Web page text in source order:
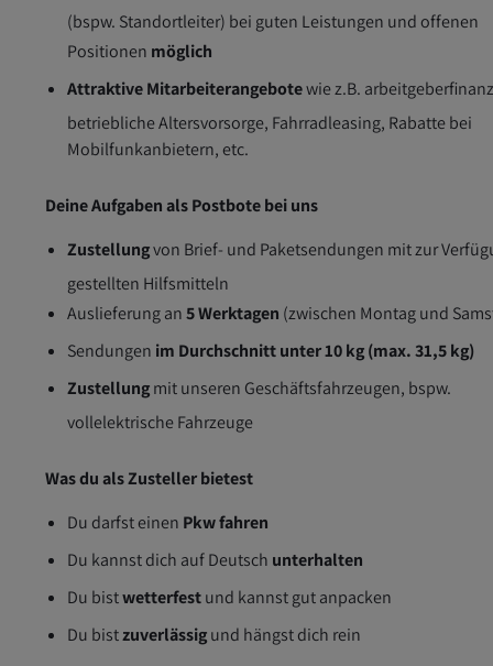
(bspw. Standortleiter) bei guten Leistungen und offenen
Positionen möglich
Attraktive Mitarbeiterangebotewie z.B.
betriebliche Altersvorsorge, Fahrradleasing, Rabatte bei
Mobilfunkanbietern, etc.
Deine Aufgaben als Postbote bei uns
Zustellungvon Brief- und Paketsendungen mit zur
gestellten Hilfsmitteln
Auslieferung an5 Werktagen (zwischen Montag und
Sendungen im Durchschnitt unter 10 kg (max. 31,5 kg)
Zustellungmit unseren Geschäftsfahrzeugen, bspw.
vollelektrische Fahrzeuge
Was du als Zusteller bietest
Du darfst einen Pkw fahren
Du kannst dich auf Deutsch unterhalten
Du bistwetterfestund kannst gut anpacken
Du bistzuverlässigund hängst dich rein